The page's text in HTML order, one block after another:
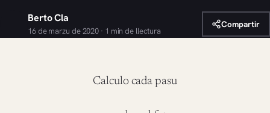
Berto Cla
16 de marzu de 2020 · 1 min de llectura
Compartir
Calculo cada pasu